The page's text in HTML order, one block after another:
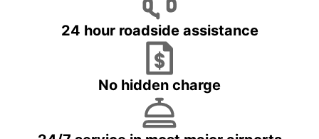
24 hour roadside assistance
No hidden charge